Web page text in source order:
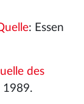
: Essen
des
1989.